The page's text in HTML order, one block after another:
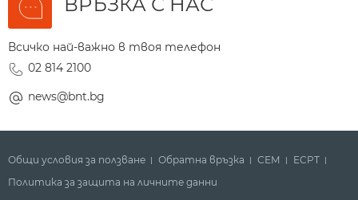
Всичко най-важно в твоя телефон
02 814 2100
news@bnt.bg
Общи условия за ползване Обратна връзка СЕМ
ECPT
Политика за защита на личните данни